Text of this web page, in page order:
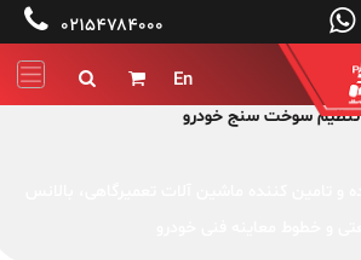

 ۰۲۱۵۴۷۸۴۰۰۰
En


تنظیم سوخت سنج خودرو